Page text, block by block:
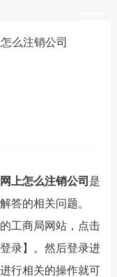
么注销公司
网上怎么注销公司 是
答的相关问题。
工商局网站，点击
录】。然后登录进
行相关的操作就可